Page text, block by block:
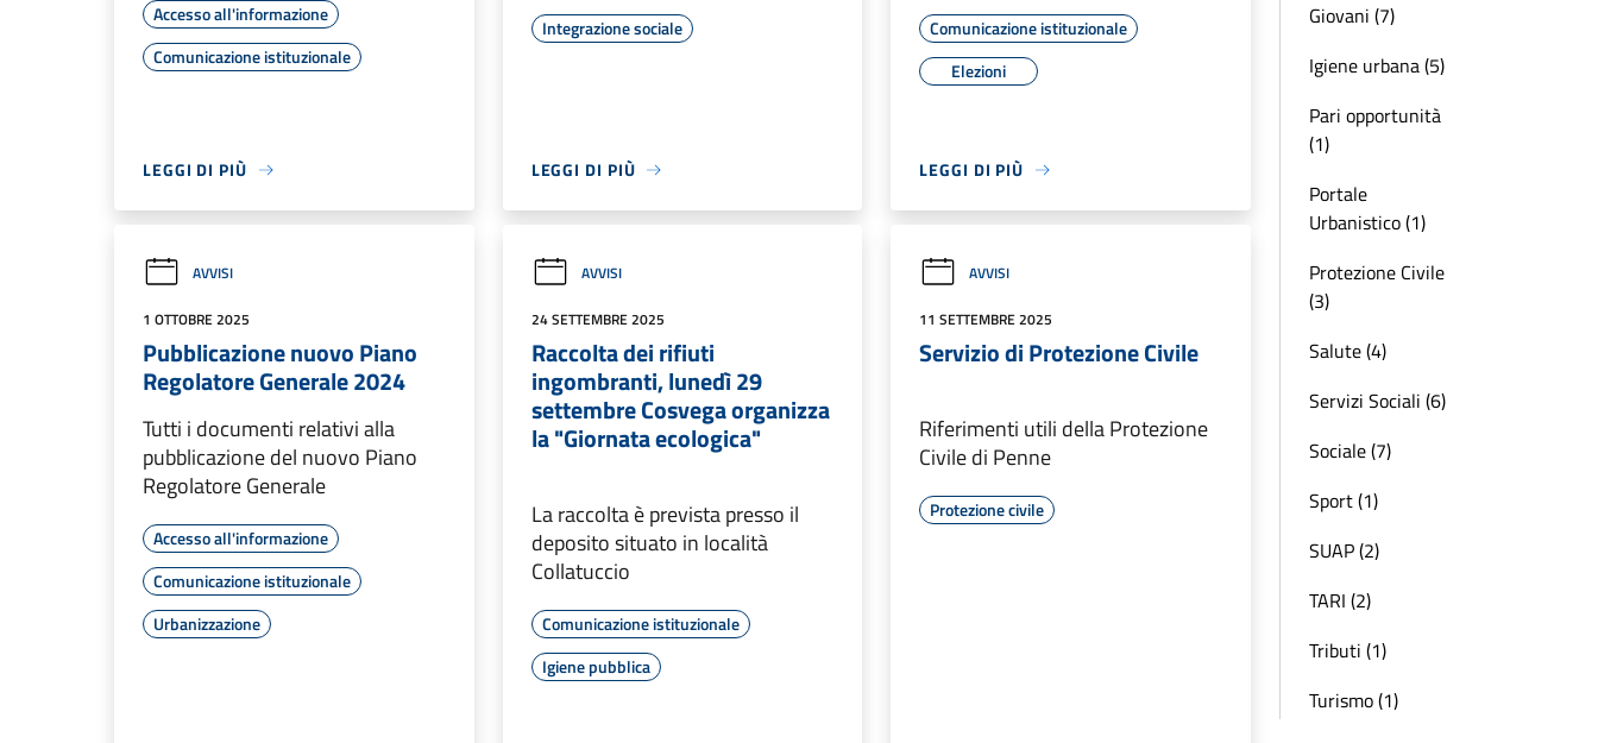
Accesso all'informazione
Comunicazione istituzionale
LEGGI DI PIÙ
Integrazione sociale
LEGGI DI PIÙ
Comunicazione istituzionale
Elezioni
LEGGI DI PIÙ
AVVISI
1 OTTOBRE 2025
Pubblicazione nuovo Piano
Regolatore Generale 2024
Tutti i documenti relativi alla
pubblicazione del nuovo Piano
Regolatore Generale
Accesso all'informazione
Comunicazione istituzionale
Urbanizzazione
AVVISI
24 SETTEMBRE 2025
Raccolta dei rifiuti
ingombranti, lunedì 29
settembre Cosvega organizza
la "Giornata ecologica"
La raccolta è prevista presso il
deposito situato in località
Collatuccio
Comunicazione istituzionale
Igiene pubblica
AVVISI
11 SETTEMBRE 2025
Servizio di Protezione Civile
Riferimenti utili della Protezione
Civile di Penne
Protezione civile
Giovani (7)
Igiene urbana (5)
Pari opportunità
(1)
Portale
Urbanistico (1)
Protezione Civile
(3)
Salute (4)
Servizi Sociali (6)
Sociale (7)
Sport (1)
SUAP (2)
TARI (2)
Tributi (1)
Turismo (1)